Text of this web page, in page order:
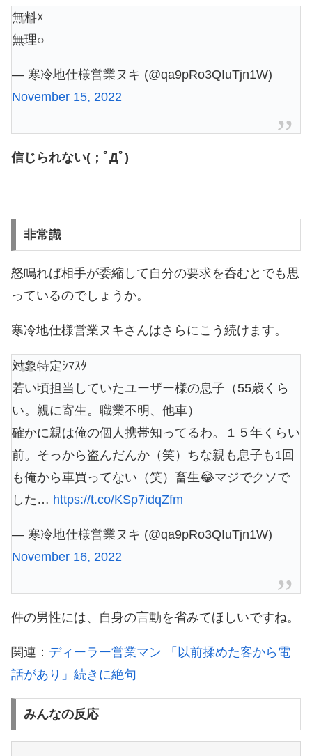
無料☓
無理○
— 寒冷地仕様営業ヌキ (@qa9pRo3QIuTjn1W)
November 15, 2022
信じられない(；ﾟДﾟ)
非常識
怒鳴れば相手が委縮して自分の要求を呑むとでも思
っているのでしょうか。
寒冷地仕様営業ヌキさんはさらにこう続けます。
対象特定ｼﾏｽﾀ
若い頃担当していたユーザー様の息子（55歳くら
い。親に寄生。職業不明、他車）
確かに親は俺の個人携帯知ってるわ。１５年くらい
前。そっから盗んだんか（笑）ちな親も息子も1回
も俺から車買ってない（笑）畜生😂マジでクソで
した… https://t.co/KSp7idqZfm
— 寒冷地仕様営業ヌキ (@qa9pRo3QIuTjn1W)
November 16, 2022
件の男性には、自身の言動を省みてほしいですね。
関連： ディーラー営業マン 「以前揉めた客から電
話があり」続きに絶句
みんなの反応